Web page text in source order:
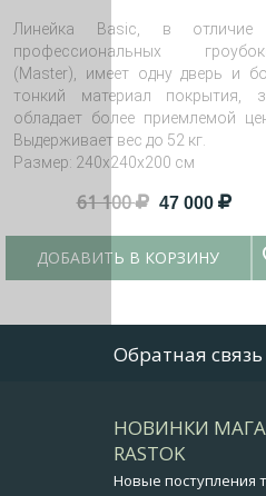
Линейка Basic, в
профессиональных
(Master), имеет одну дверь и
тонкий материал покрытия,
обладает более приемлемой
Выдерживает вес до 52 кг.
Размер: 240х240х200 см
61 100 47 000
ДОБАВИТЬ В КОРЗИНУ
Обратная связь
НОВИНКИ
RASTOK
Новые поступления